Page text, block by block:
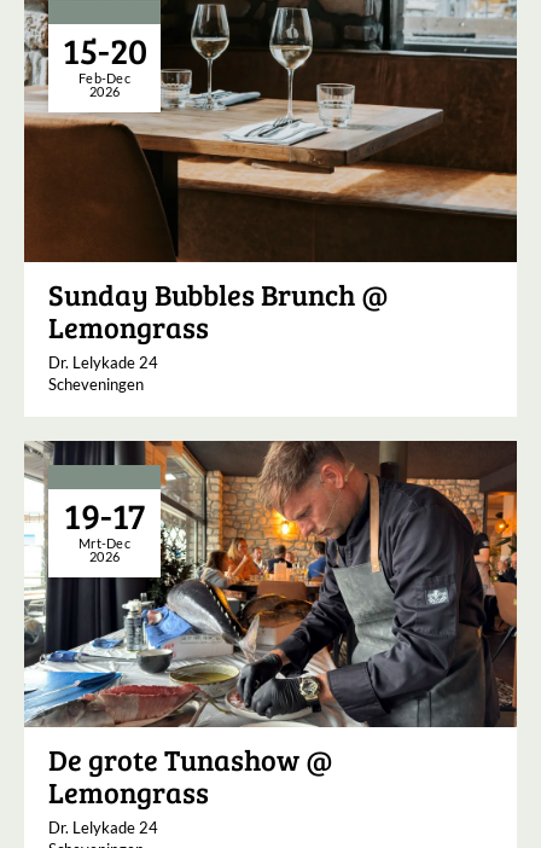
15-20
Feb-Dec
2026
Sunday Bubbles Brunch @
Lemongrass
Dr. Lelykade 24
Scheveningen
19-17
Mrt-Dec
2026
De grote Tunashow @
Lemongrass
Dr. Lelykade 24